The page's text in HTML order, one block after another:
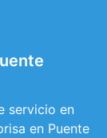
servicio en
en Puente